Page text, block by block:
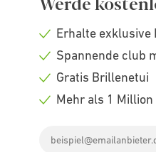
Check
Erhalte
Check
Spannende club
Check
Gratis Brillenetui
Mehr als 1
address